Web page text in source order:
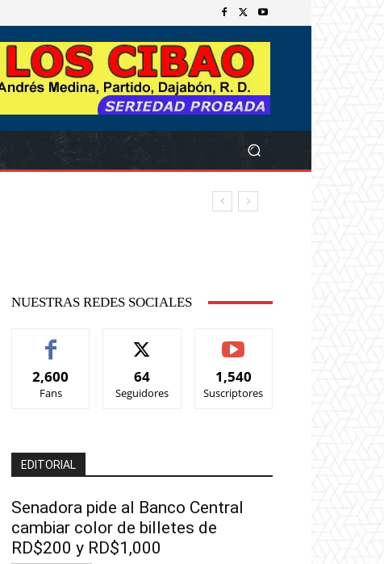
NUESTRAS REDES SOCIALES
2,600
Fans
64
Seguidores
1,540
Suscriptores
EDITORIAL
Senadora pide al Banco Central
cambiar color de billetes de
RD$200 y RD$1,000